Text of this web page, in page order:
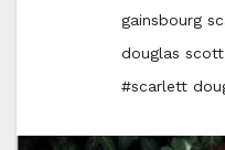
gainsbourg
douglas scott
#scarlett